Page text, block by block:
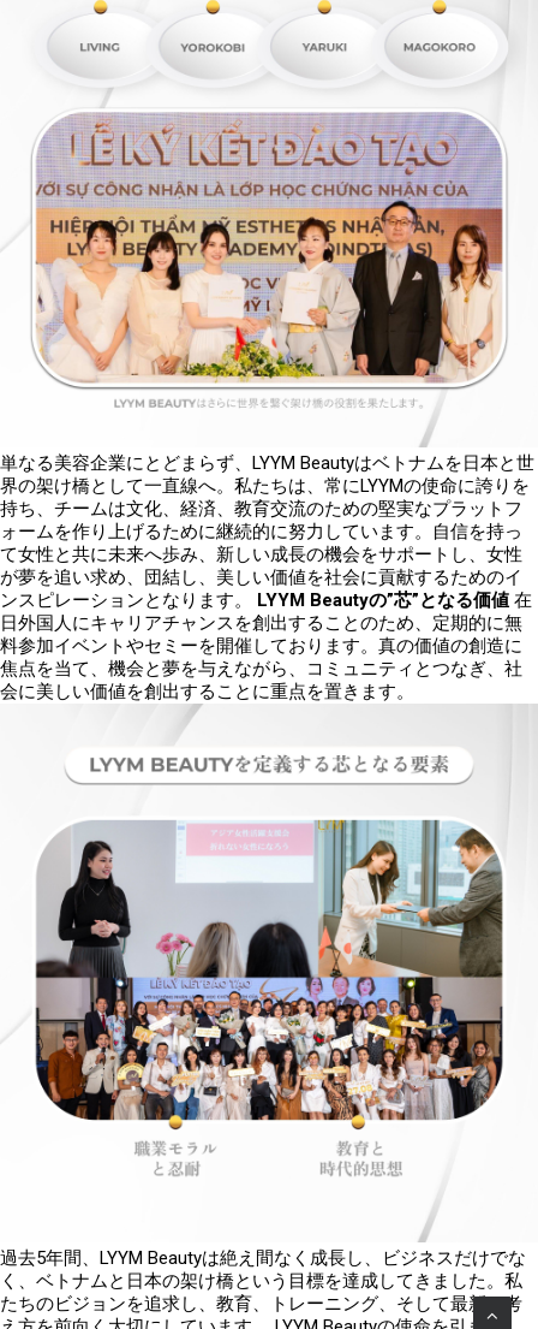
単なる美容企業にとどまらず、 LYYM Beautyはベトナムを日本と世
界の架け橋として一直線へ。私たちは、常にLYYMの使命に誇りを
持ち、チームは文化、経済、教育交流のための堅実なプラットフ
ォームを作り上げるために継続的に努力しています。自信を持っ
て女性と共に未来へ歩み、新しい成長の機会をサポートし、女性
が夢を追い求め、団結し、美しい価値を社会に貢献するためのイ
ンスピレーションとなります。
LYYM Beautyの”芯”となる価値 在
日外国人にキャリアチャンスを創出することのため、定期的に無
料参加イベントやセミーを開催しております。真の価値の創造に
焦点を当て、機会と夢を与えながら、コミュニティとつなぎ、社
会に美しい価値を創出することに重点を置きます。
過去5年間、 LYYM Beautyは絶え間なく成長し、ビジネスだけでな
く、ベトナムと日本の架け橋という目標を達成してきました。私
たちのビジョンを追求し、教育、トレーニング、そして最新の考